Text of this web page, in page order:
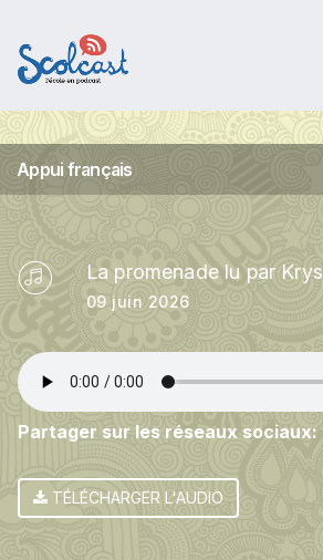
Appui français
La promenade lu par Krys
09 juin 2026
Partager sur les réseaux sociaux:
TÉLÉCHARGER L'AUDIO